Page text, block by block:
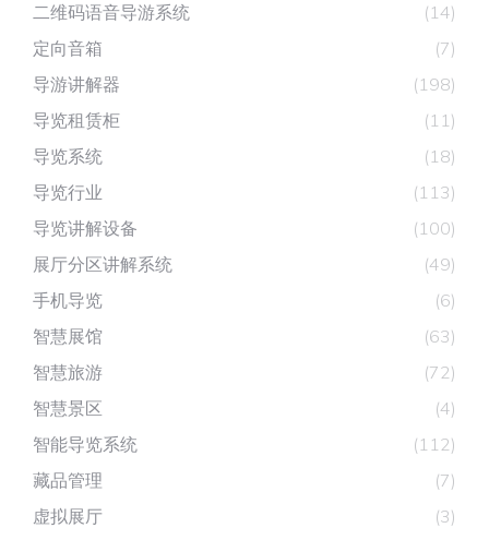
二维码语音导游系统
(14)
定向音箱
(7)
导游讲解器
(198)
导览租赁柜
(11)
导览系统
(18)
导览行业
(113)
导览讲解设备
(100)
展厅分区讲解系统
(49)
手机导览
(6)
智慧展馆
(63)
智慧旅游
(72)
智慧景区
(4)
智能导览系统
(112)
藏品管理
(7)
虚拟展厅
(3)